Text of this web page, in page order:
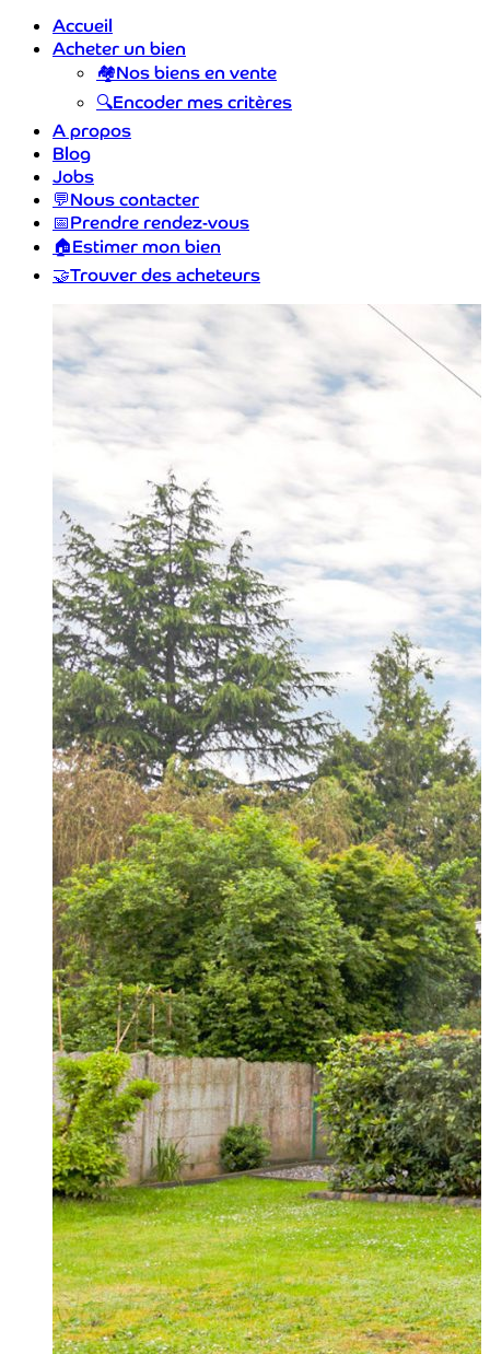
Accueil
Acheter un bien
🏘️Nos biens en vente
🔍Encoder mes critères
A propos
Blog
Jobs
💬Nous contacter
📅Prendre rendez-vous
🏠Estimer mon bien
🤝Trouver des acheteurs